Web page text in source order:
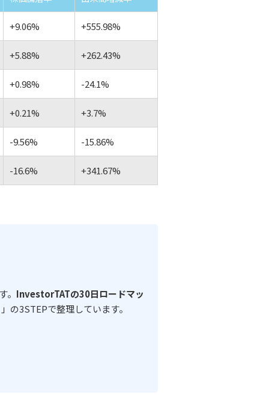
+9.06% +555.98%
+5.88% +262.43%
+0.98% -24.1%
+0.21% +3.7%
-9.56% -15.86%
-16.6% +341.67%
InvestorTATの30日ロードマッ
3STEPで整理しています。